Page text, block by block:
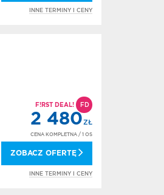
INNE TERMINY I CENY
F!RST DEAL! FD
2 480ZŁ
CENA KOMPLETNA / 1 OS
ZOBACZ OFERTĘ
INNE TERMINY I CENY